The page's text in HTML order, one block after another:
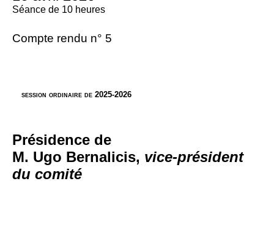
Séance de 10 heures
Compte rendu n° 5
session ordinaire de 2025-2026
Présidence de
M. Ugo Bernalicis, vice‑président
du comité